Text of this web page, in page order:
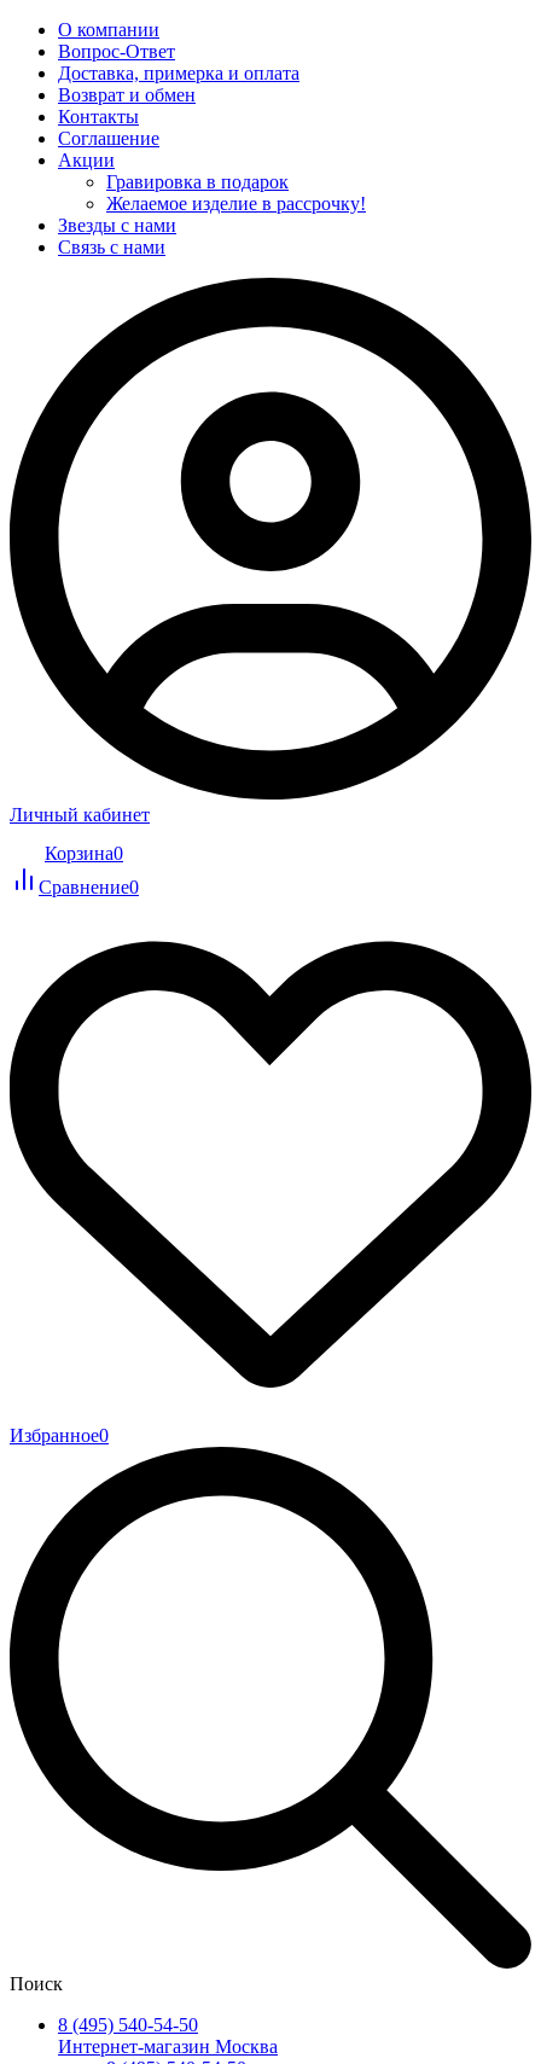
О компании
Вопрос-Ответ
Доставка, примерка и оплата
Возврат и обмен
Контакты
Соглашение
Акции
Гравировка в подарок
Желаемое изделие в рассрочку!
Звезды с нами
Связь с нами
Личный кабинет
Корзина0
Сравнение0
Избранное0
Поиск
8 (495) 540-54-50
Интернет-магазин Москва